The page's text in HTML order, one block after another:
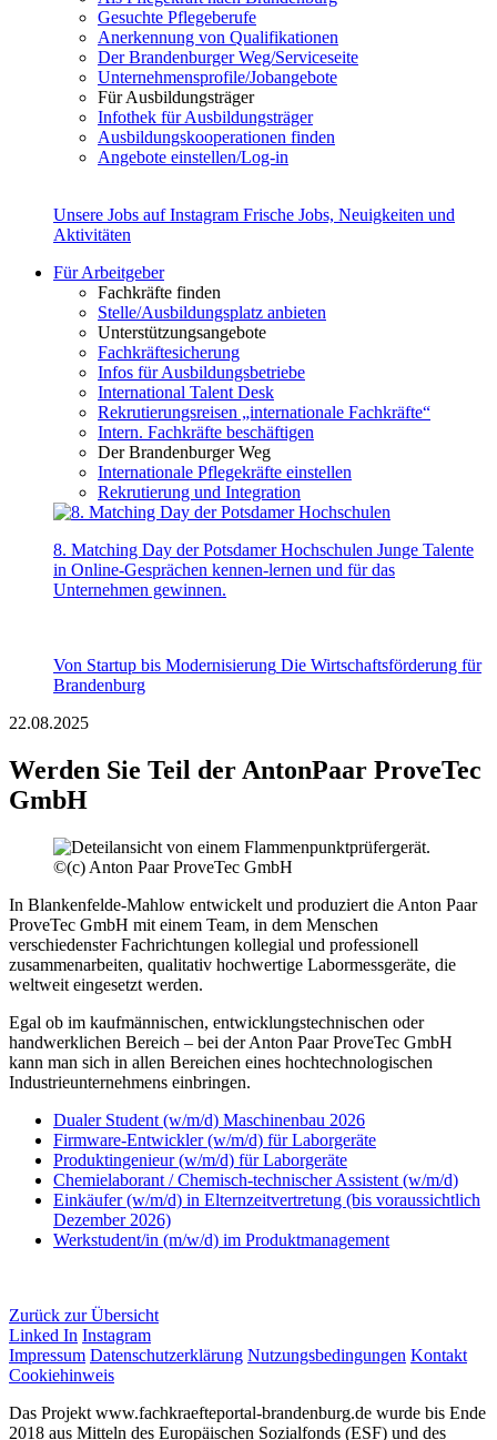
Gesuchte Pflegeberufe
Anerkennung von Qualifikationen
Der Brandenburger Weg/Serviceseite
Unternehmensprofile/Jobangebote
Für Ausbildungsträger
Infothek für Ausbildungsträger
Ausbildungskooperationen finden
Angebote einstellen/Log-in
Unsere Jobs auf Instagram Frische Jobs, Neuigkeiten und
Aktivitäten
Für Arbeitgeber
Fachkräfte finden
Stelle/Ausbildungsplatz anbieten
Unterstützungsangebote
Fachkräftesicherung
Infos für Ausbildungsbetriebe
International Talent Desk
Rekrutierungsreisen „internationale Fachkräfte“
Intern. Fachkräfte beschäftigen
Der Brandenburger Weg
Internationale Pflegekräfte einstellen
Rekrutierung und Integration
8. Matching Day der Potsdamer Hochschulen Junge Talente
in Online-Gesprächen kennen-lernen und für das
Unternehmen gewinnen.
Von Startup bis Modernisierung Die Wirtschaftsförderung für
Brandenburg
22.08.2025
Werden Sie Teil der AntonPaar ProveTec
GmbH
©(c) Anton Paar ProveTec GmbH
In Blankenfelde-Mahlow entwickelt und produziert die Anton Paar
ProveTec GmbH mit einem Team, in dem Menschen
verschiedenster Fachrichtungen kollegial und professionell
zusammenarbeiten, qualitativ hochwertige Labormessgeräte, die
weltweit eingesetzt werden.
Egal ob im kaufmännischen, entwicklungstechnischen oder
handwerklichen Bereich – bei der Anton Paar ProveTec GmbH
kann man sich in allen Bereichen eines hochtechnologischen
Industrieunternehmens einbringen.
Dualer Student (w/m/d) Maschinenbau 2026
Firmware-Entwickler (w/m/d) für Laborgeräte
Produktingenieur (w/m/d) für Laborgeräte
Chemielaborant / Chemisch-technischer Assistent (w/m/d)
Einkäufer (w/m/d) in Elternzeitvertretung (bis voraussichtlich
Dezember 2026)
Werkstudent/in (m/w/d) im Produktmanagement
Zurück zur Übersicht
Linked In Instagram
Impressum Datenschutzerklärung Nutzungsbedingungen Kontakt
Cookiehinweis
Das Projekt www.fachkraefteportal-brandenburg.de wurde bis Ende
2018 aus Mitteln des Europäischen Sozialfonds (ESF) und des